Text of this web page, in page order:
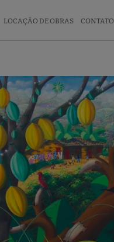
LOCAÇÃO DE OBRAS CONTATO